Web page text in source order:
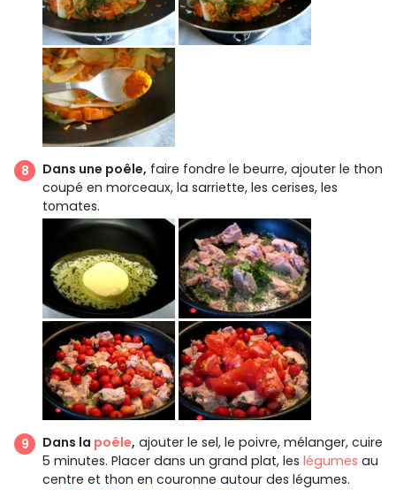
Dans une poêle, faire fondre le beurre, ajouter le thon
coupé en morceaux, la sarriette, les cerises, les
tomates.
Dans la poêle, ajouter le sel, le poivre, mélanger, cuire
5 minutes. Placer dans un grand plat, les légumes au
centre et thon en couronne autour des légumes.